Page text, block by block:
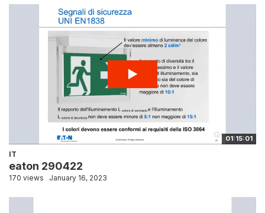
01:15:01
IT
eaton 290422
170 views January 16, 2023